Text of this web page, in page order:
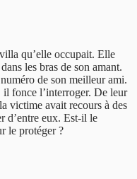
qu’elle occupait. Elle
les bras de son amant.
de son meilleur ami.
fonce l’interroger. De leur
victime avait recours à des
d’entre eux. Est-il le
le protéger ?